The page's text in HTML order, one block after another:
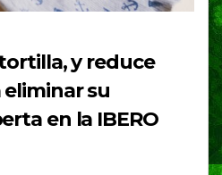
y reduce
su
en la IBERO